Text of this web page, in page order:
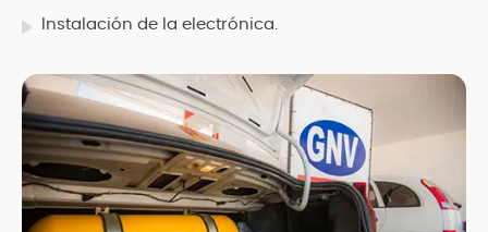
Instalación de la electrónica.